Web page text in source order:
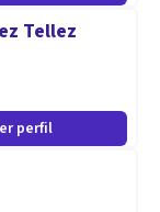
Tellez
perfil